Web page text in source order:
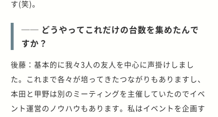
す(笑)。
── どうやってこれだけの台数を集めたんで
すか？
後藤：基本的に我々3人の友人を中心に声掛けしまし
た。これまで各々が培ってきたつながりもありますし、
本田と甲野は別のミーティングを主催していたのでイベ
ント運営のノウハウもあります。私はイベントを企画す